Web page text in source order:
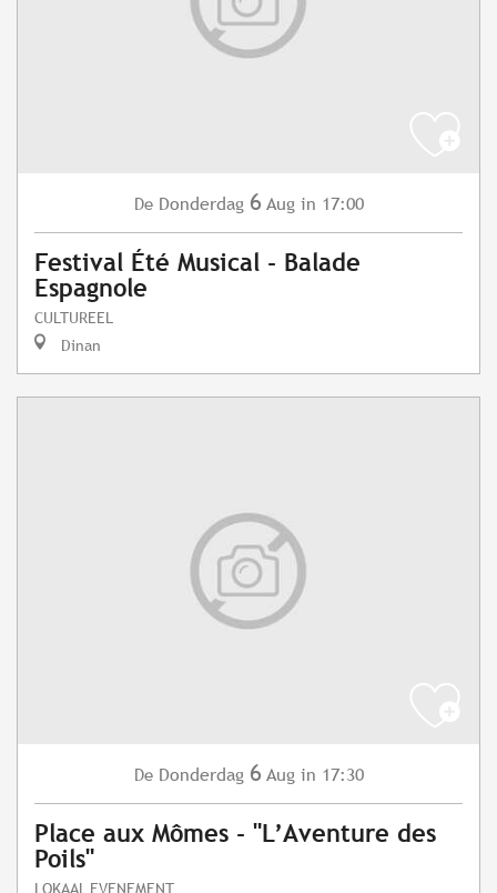
De Donderdag 6 Aug in 17:00
Festival Été Musical - Balade
Espagnole
CULTUREEL
Dinan
De Donderdag 6 Aug in 17:30
Place aux Mômes - "L’Aventure des
Poils"
LOKAAL EVENEMENT